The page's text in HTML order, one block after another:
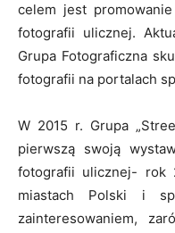
celem jest
fotografii ulicznej.
Grupa Fotograficzna
fotografii na portalach
W 2015 r. Grupa
pierwszą swoją
fotografii ulicznej- rok
miastach Polski i
zainteresowaniem,